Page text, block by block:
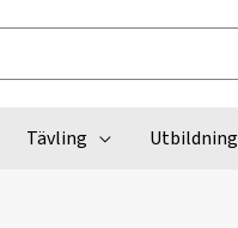
Tävling Utbildning